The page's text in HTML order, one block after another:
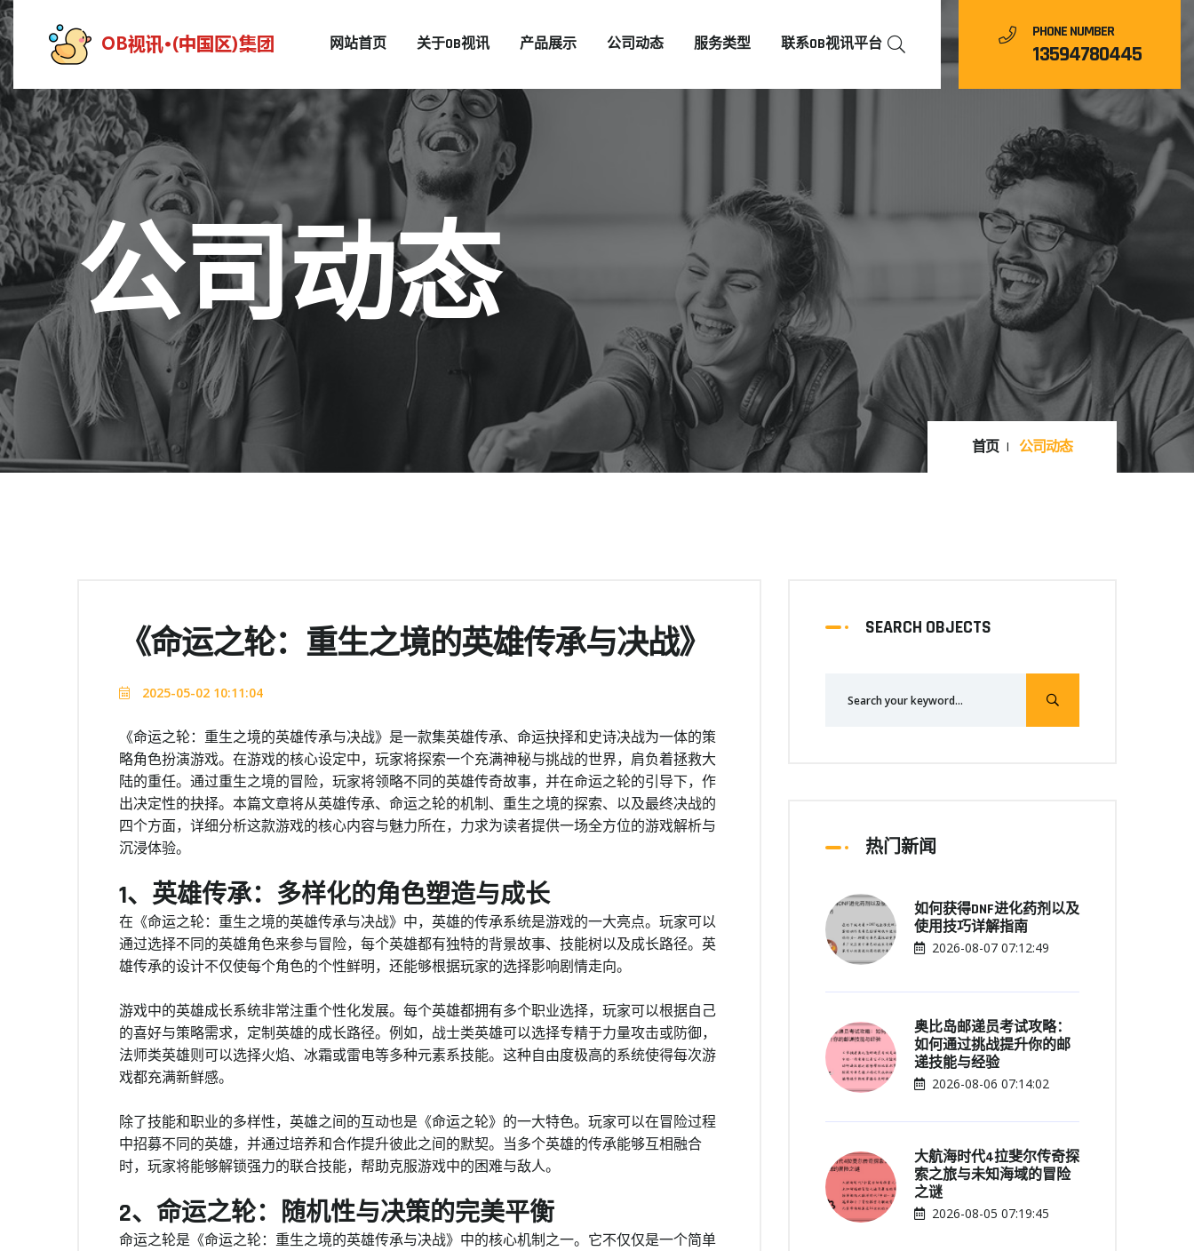
网站首页 关于OB视讯 产品展示 公司动态 服务类型 联系OB视讯平台
PHONE NUMBER
13594780445
公司动态
首页 公司动态
《命运之轮：重生之境的英雄传承与决战》
2025-05-02 10:11:04
《命运之轮：重生之境的英雄传承与决战》是一款集英雄传承、命运抉择和史诗决战为一体的策
略角色扮演游戏。在游戏的核心设定中，玩家将探索一个充满神秘与挑战的世界，肩负着拯救大
陆的重任。通过重生之境的冒险，玩家将领略不同的英雄传奇故事，并在命运之轮的引导下，作
出决定性的抉择。本篇文章将从英雄传承、命运之轮的机制、重生之境的探索、以及最终决战的
四个方面，详细分析这款游戏的核心内容与魅力所在，力求为读者提供一场全方位的游戏解析与
沉浸体验。
1、英雄传承：多样化的角色塑造与成长
在《命运之轮：重生之境的英雄传承与决战》中，英雄的传承系统是游戏的一大亮点。玩家可以
通过选择不同的英雄角色来参与冒险，每个英雄都有独特的背景故事、技能树以及成长路径。英
雄传承的设计不仅使每个角色的个性鲜明，还能够根据玩家的选择影响剧情走向。
游戏中的英雄成长系统非常注重个性化发展。每个英雄都拥有多个职业选择，玩家可以根据自己
的喜好与策略需求，定制英雄的成长路径。例如，战士类英雄可以选择专精于力量攻击或防御，
法师类英雄则可以选择火焰、冰霜或雷电等多种元素系技能。这种自由度极高的系统使得每次游
戏都充满新鲜感。
除了技能和职业的多样性，英雄之间的互动也是《命运之轮》的一大特色。玩家可以在冒险过程
中招募不同的英雄，并通过培养和合作提升彼此之间的默契。当多个英雄的传承能够互相融合
时，玩家将能够解锁强力的联合技能，帮助克服游戏中的困难与敌人。
2、命运之轮：随机性与决策的完美平衡
命运之轮是《命运之轮：重生之境的英雄传承与决战》中的核心机制之一。它不仅仅是一个简单
SEARCH OBJECTS
热门新闻
如何获得DNF进化药剂以及
使用技巧详解指南
2026-08-07 07:12:49
奥比岛邮递员考试攻略：
如何通过挑战提升你的邮
递技能与经验
2026-08-06 07:14:02
大航海时代4拉斐尔传奇探
索之旅与未知海域的冒险
之谜
2026-08-05 07:19:45